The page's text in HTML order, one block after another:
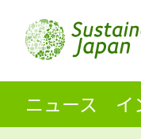
ニュース イ